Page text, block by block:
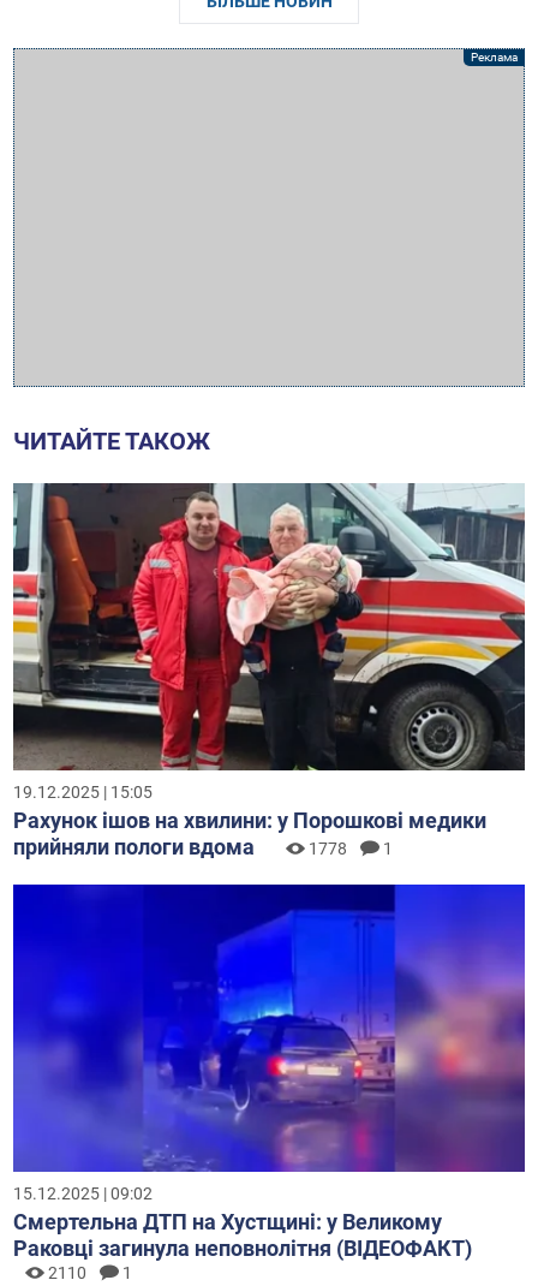
ЧИТАЙТЕ ТАКОЖ
19.12.2025 | 15:05
Рахунок ішов на хвилини: у Порошкові медики
прийняли пологи вдома
1778 1
15.12.2025 | 09:02
Смертельна ДТП на Хустщині: у Великому
Раковці загинула неповнолітня (ВІДЕОФАКТ)
2110 1